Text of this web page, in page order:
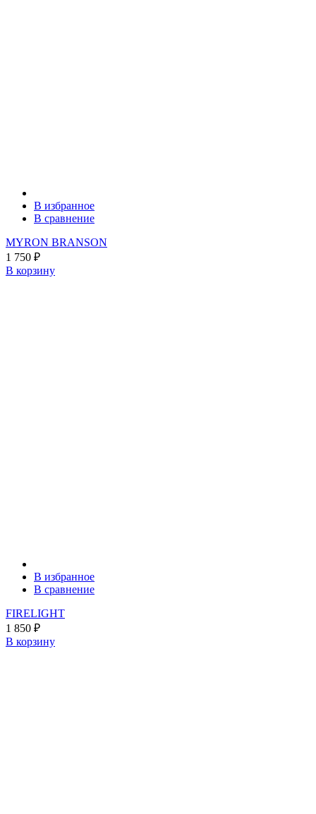
В избранное
В сравнение
MYRON BRANSON
1 750 ₽
В корзину
В избранное
В сравнение
FIRELIGHT
1 850 ₽
В корзину